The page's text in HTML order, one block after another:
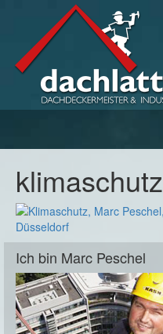
klimaschutz
Ich bin Marc Peschel